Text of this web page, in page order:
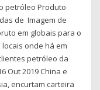
petróleo Produto
de Imagem de
em globais para o
onde há em
petróleo da
Out 2019 China e
encurtam carteira